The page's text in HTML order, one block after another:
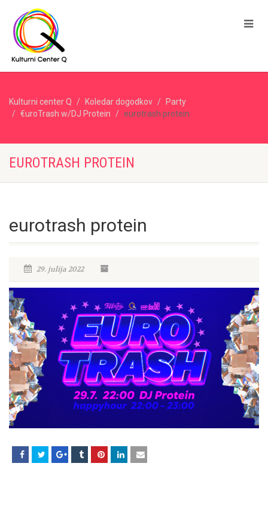
Kulturni center Q Koledar dogodkov
Party
€uroTrash w/DJ Protein
eurotrash protein
EUROTRASH PROTEIN
eurotrash protein
29. julija 2022